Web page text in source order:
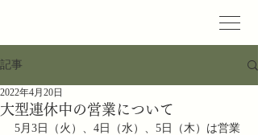
記事
大型連休中の営業について
2022年4月20日
5月3日（火）、4日（水）、5日（木）は営業